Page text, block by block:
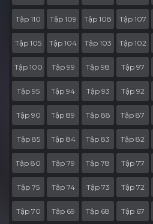
Tập 110 Tập 109 Tập 108 Tập 107
Tập 105 Tập 104 Tập 103 Tập 102
Tập 100 Tập 99 Tập 98 Tập 97
Tập 95 Tập 94 Tập 93 Tập 92
Tập 90 Tập 89 Tập 88 Tập 87
Tập 85 Tập 84 Tập 83 Tập 82
Tập 80 Tập 79 Tập 78 Tập 77
Tập 75 Tập 74 Tập 73 Tập 72
Tập 70 Tập 69 Tập 68 Tập 67